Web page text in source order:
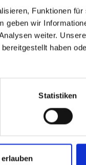
Funktionen
geben wir
weiter.
haben
Statistiken